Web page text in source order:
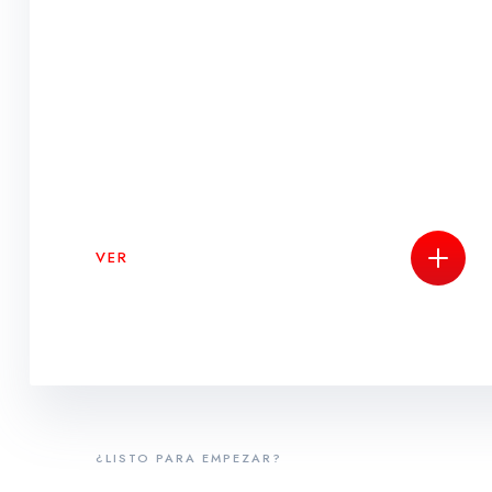
VER
¿LISTO PARA EMPEZAR?